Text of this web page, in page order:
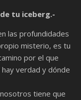
tu iceberg.-
las profundidades
misterio, es tu
por el que
verdad y dónde
tiene que